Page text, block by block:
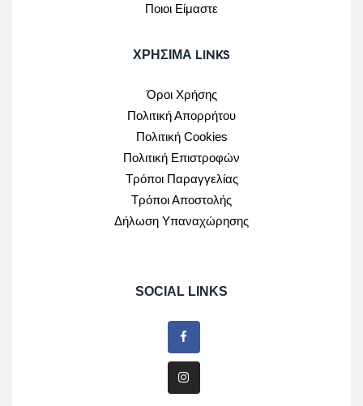
Ποιοι Είμαστε
ΧΡΉΣΙΜΑ LINKS
Όροι Χρήσης
Πολιτική Απορρήτου
Πολιτική Cookies
Πολιτική Επιστροφών
Τρόποι Παραγγελίας
Τρόποι Αποστολής
Δήλωση Υπαναχώρησης
SOCIAL LINKS